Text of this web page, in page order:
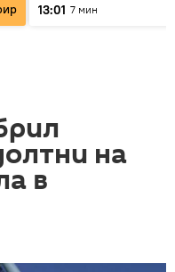
13:01 7 мин
на
в